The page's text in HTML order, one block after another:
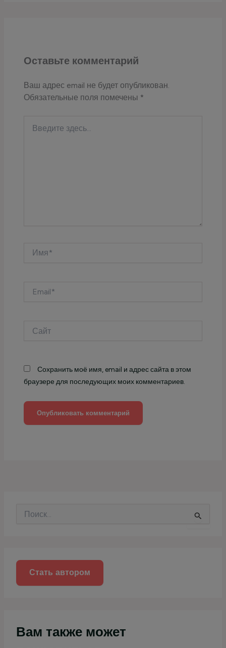
Оставьте комментарий
Ваш адрес email не будет опубликован.
Обязательные поля помечены *
здесь...
Сохранить моё имя, email и адрес сайта в этом
браузере для последующих моих комментариев.
Стать автором
Вам также может